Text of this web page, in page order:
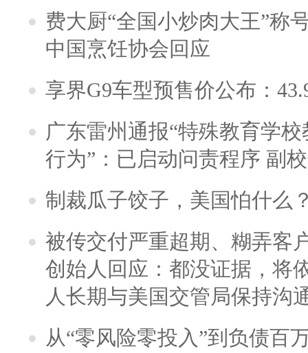
费大厨“全国小炒肉大王”称
中国烹饪协会回应
享界G9车型预售价公布：
广东雷州通报“特殊教育学
行为”：已启动问责程序 副
制裁瓜子饺子，美国怕什么
被传交付严重超期、糊弄客
创始人回应：都没证据，将
人长期与美国交管局保持沟
从“零风险零投入”到负债百